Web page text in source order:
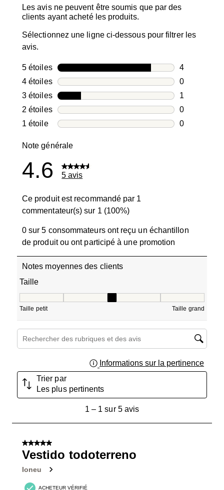
Les avis ne peuvent être soumis que par des
clients ayant acheté les produits.
Sélectionnez une ligne ci-dessous pour filtrer les
avis.
5 étoilesétoiles
4
4 avis avec
4 étoilesétoiles
0
0 avis avec
3 étoilesétoiles
1
1 avis avec
2 étoilesétoiles
0
0 avis avec
1 étoileétoiles
0
Note générale
4.6 5 avis
Ce produit est recommandé par 1
commentateur(s) sur 1 (100%)
0 sur 5 consommateurs ont reçu un échantillon
de produit ou ont participé à une promotion
Notes moyennes des clients
Taille
Taille petit Taille grand
Zone de recherche de sujet et d'avis
Informations sur la pertinence
Trier par
Les plus pertinents
sur
avis.
1– 1 sur 5 avis
5 sur 5 étoiles.
Vestido todoterreno
Ioneu
ACHETEUR VÉRIFIÉ